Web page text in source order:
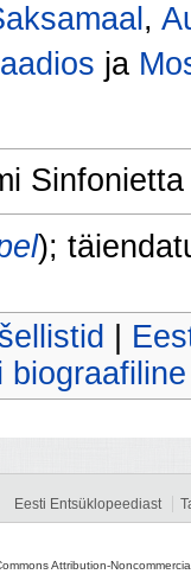
,
ja
);
Eesti Entsüklopeediast
Attribution-